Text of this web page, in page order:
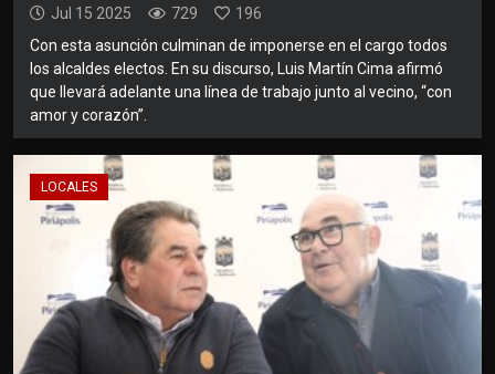
Jul 15 2025 729
196
Con esta asunción culminan de imponerse en el cargo todos
los alcaldes electos. En su discurso, Luis Martín Cima afirmó
que llevará adelante una línea de trabajo junto al vecino, “con
amor y corazón”.
LOCALES